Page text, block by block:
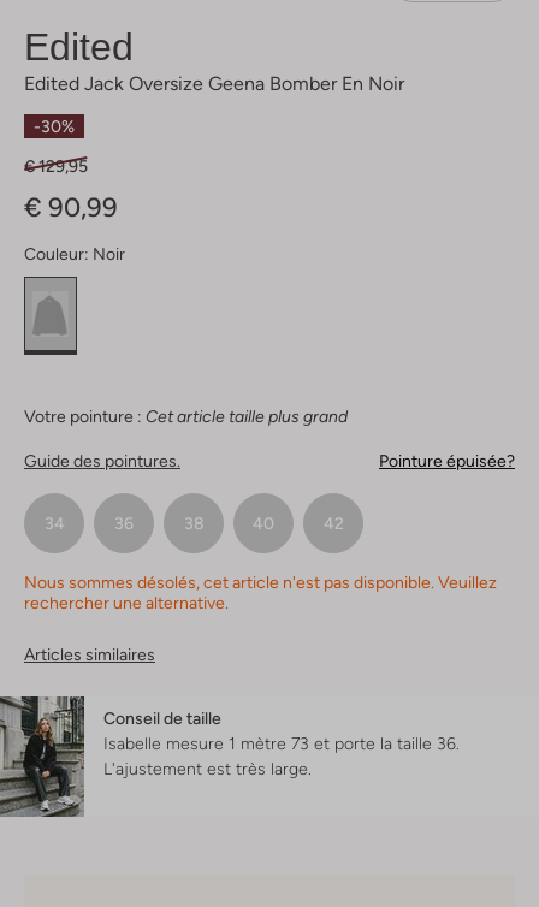
Edited
Edited Jack Oversize Geena Bomber En Noir
-30%
€ 129,95
€ 90,99
Couleur: Noir
Votre pointure : Cet article taille plus grand
Guide des pointures. Pointure épuisée?
34 36 38 40 42
Nous sommes désolés, cet article n'est pas disponible. Veuillez
rechercher une alternative.
Articles similaires
Conseil de taille
Isabelle mesure 1 mètre 73 et porte la taille 36.
L'ajustement est très large